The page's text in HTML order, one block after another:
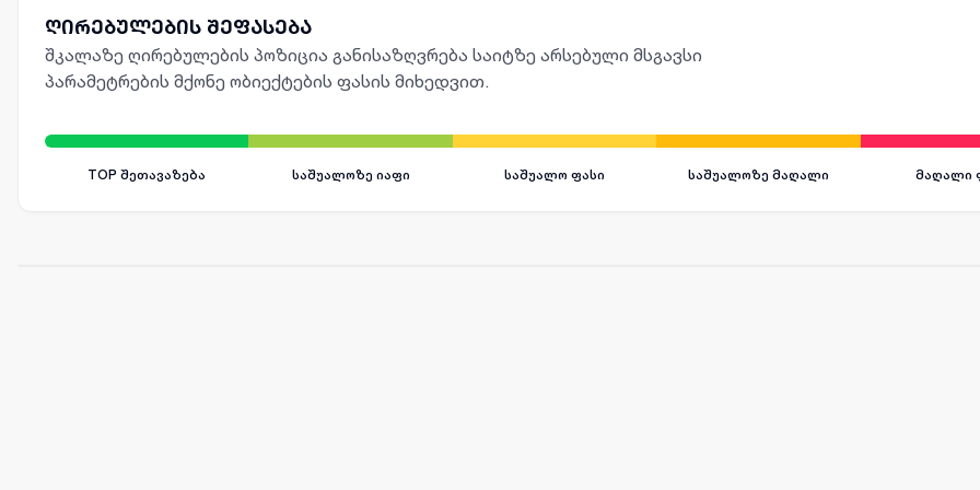
ღირებულების შეფასება
შკალაზე ღირებულების პოზიცია განისაზღვრება საიტზე არსებული მსგავსი
პარამეტრების მქონე ობიექტების ფასის მიხედვით.
TOP შეთავაზება საშუალოზე იაფი საშუალო ფასი საშუალოზე მაღალი მაღალი